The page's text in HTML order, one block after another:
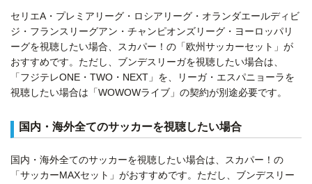
セリエA・プレミアリーグ・ロシアリーグ・オランダエールディビ
ジ・フランスリーグアン・チャンピオンズリーグ・ヨーロッパリ
ーグを視聴したい場合、スカパー！の「欧州サッカーセット」が
おすすめです。ただし、ブンデスリーガを視聴したい場合は、
「フジテレONE・TWO・NEXT」を、リーガ・エスパニョーラを
視聴したい場合は「WOWOWライブ」の契約が別途必要です。
国内・海外全てのサッカーを視聴したい場合
国内・海外全てのサッカーを視聴したい場合は、スカパー！の
「サッカーMAXセット」がおすすめです。ただし、ブンデスリー